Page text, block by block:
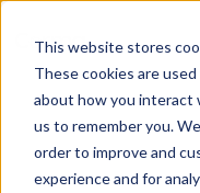
This website stores
These cookies are
about how you interact
us to remember you.
order to improve and
experience and for